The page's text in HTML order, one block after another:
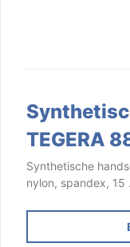
TEGERA
Synthetische
nylon, spandex, 15